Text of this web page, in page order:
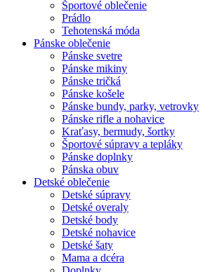
Športové oblečenie
Prádlo
Tehotenská móda
Pánske oblečenie
Pánske svetre
Pánske mikiny
Pánske tričká
Pánske košele
Pánske bundy, parky, vetrovky
Pánske rifle a nohavice
Kraťasy, bermudy, šortky
Športové súpravy a tepláky
Pánske doplnky
Pánska obuv
Detské oblečenie
Detské súpravy
Detské overaly
Detské body
Detské nohavice
Detské šaty
Mama a dcéra